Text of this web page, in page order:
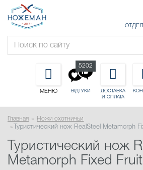
ОТДЕЛ
МЕНЮ ВІДГУКИ
5202
ДОСТАВКА
И ОПЛАТА
Главная
Ножи охотничьи
Туристический нож RealSteel Metamorph
Туристический нож
Metamorph Fixed